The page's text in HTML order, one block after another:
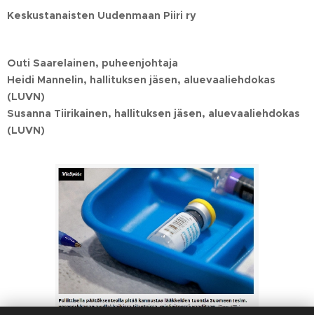
Keskustanaisten Uudenmaan Piiri ry
Outi Saarelainen, puheenjohtaja
Heidi Mannelin, hallituksen jäsen, aluevaaliehdokas
(LUVN)
Susanna Tiirikainen, hallituksen jäsen, aluevaaliehdokas
(LUVN)